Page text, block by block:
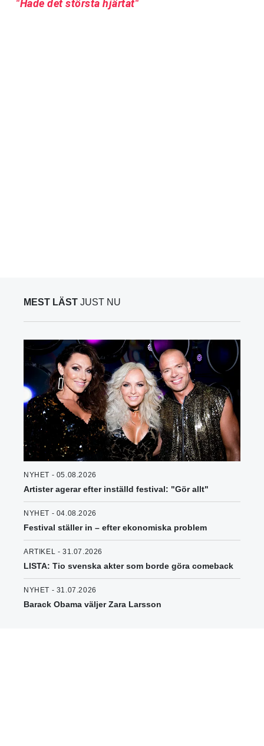
"Hade det största hjärtat"
MEST LÄST JUST NU
NYHET - 05.08.2026
Artister agerar efter inställd festival: "Gör allt"
NYHET - 04.08.2026
Festival ställer in – efter ekonomiska problem
ARTIKEL - 31.07.2026
LISTA: Tio svenska akter som borde göra comeback
NYHET - 31.07.2026
Barack Obama väljer Zara Larsson